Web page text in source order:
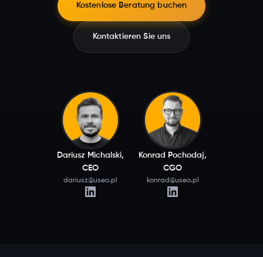
Kostenlose Beratung buchen
Kontaktieren Sie uns
Dariusz Michalski,
CEO
dariusz@useo.pl
Konrad Pochodaj,
CGO
konrad@useo.pl